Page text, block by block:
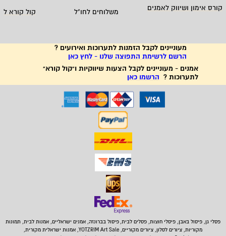
פסלי גן, פיסול באבן, פיסלי חוצות, פסלים לבית,פיסול בברונזה, אמנים ישראליים, אמנות לבית, תמונות
מקוריות, ציורים לסלון, ציורים מקוריים, YOTZRIM Art Sale, אמנות ישראלית מקורית,
קורס אימון ושיווק לאמנים
משלוחים לחו"ל קול קורא
מעוניינים לקבל הזמנות לתערוכות ואירועים ?
הרשם לרשימת התפוצה שלנו - לחץ כאן
אמנים - מעוניינים לקבל הצעות שיווקיות ו"קול קורא"
לתערוכות ? הרשמו כאן